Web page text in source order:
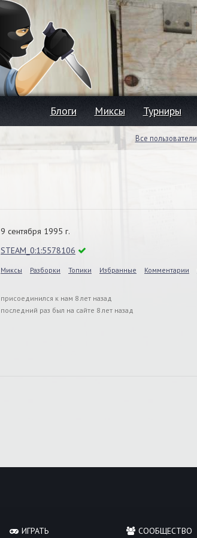
Блоги Миксы Турниры
Все пользователи
9 сентября 1995 г.
STEAM_0:1:5578106
Миксы Разборки Топики Избранные Комментарии
присоединился к нам 8 лет назад
последний раз был на сайте 8 лет назад
ИГРАТЬ СООБЩЕСТВО